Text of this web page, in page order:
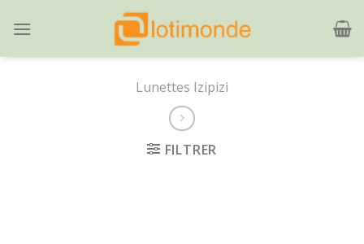
Lunettes Izipizi
FILTRER